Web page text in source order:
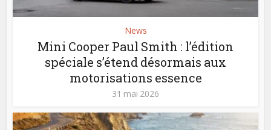
News
Mini Cooper Paul Smith : l’édition
spéciale s’étend désormais aux
motorisations essence
31 mai 2026